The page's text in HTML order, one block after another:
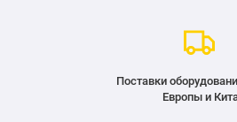
Поставки
Европы и